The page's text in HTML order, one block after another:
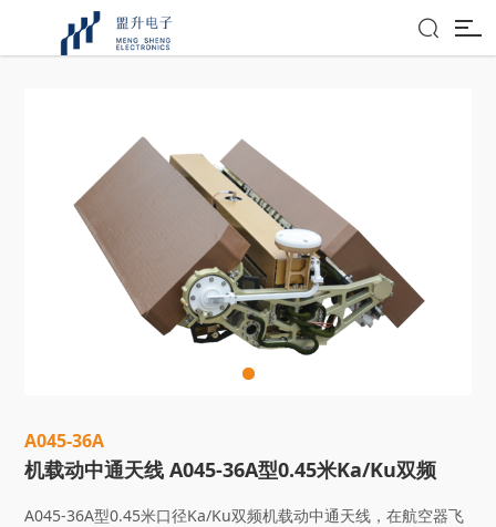

A045-36A
机载动中通天线 A045-36A型0.45米Ka/Ku双频
A045-36A型0.45米口径Ka/Ku双频机载动中通天线，在航空器飞